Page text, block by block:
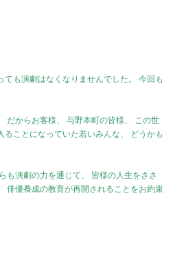
ても演劇はなくなりませんでした。 今回も
だからお客様、 与野本町の皆様、 この世
ことになっていた若いみんな、 どうかも
も演劇の力を通じて、 皆様の人生をささ
俳優養成の教育が再開されることをお約束